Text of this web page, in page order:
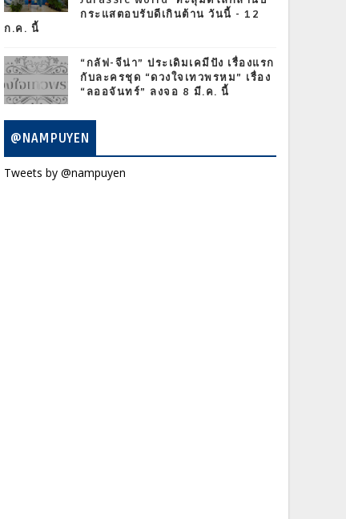
กระแสตอบรับดีเกินต้าน วันนี้ - 12
ก.ค. นี้
“กลัฟ-จีน่า” ประเดิมเคมีปัง เรื่องแรก
กับละครชุด “ดวงใจเทวพรหม” เรื่อง
“ลออจันทร์” ลงจอ 8 มี.ค. นี้
@NAMPUYEN
Tweets by @nampuyen